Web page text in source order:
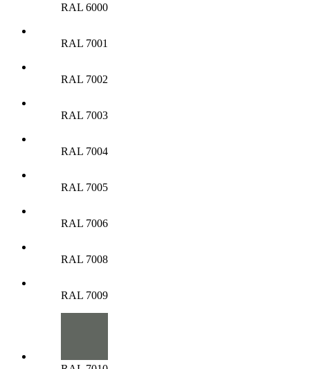
RAL 6000
RAL 7001
RAL 7002
RAL 7003
RAL 7004
RAL 7005
RAL 7006
RAL 7008
RAL 7009